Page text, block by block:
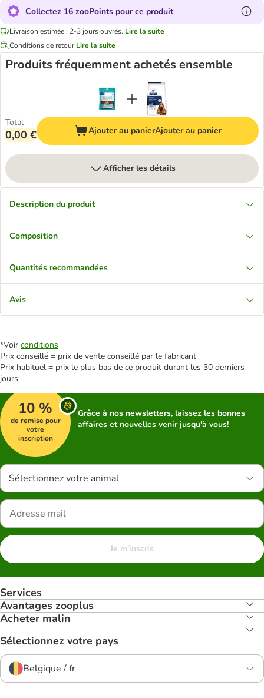
Collectez 16 zooPoints pour ce produit
Livraison estimée : 2-3 jours ouvrés. Lire la suite
Conditions de retour Lire la suite
Produits fréquemment achetés ensemble
Total
0,00 € Ajouter au panierAjouter au panier
Afficher les détails
Description du produit
Composition
Quantités recommandées
Avis
*Voir conditions
Prix conseillé = prix de vente conseillé par le fabricant
Prix habituel = prix le plus bas de ce produit durant les 30 derniers
jours
10 %
de remise pour
votre
inscription
Grâce à nos newsletters, laissez les bonnes
affaires et nouvelles venir jusqu'à vous!
Sélectionnez votre animal
Je m'inscris
Services
Avantages zooplus
Acheter malin
Sélectionnez votre pays
Belgique / fr